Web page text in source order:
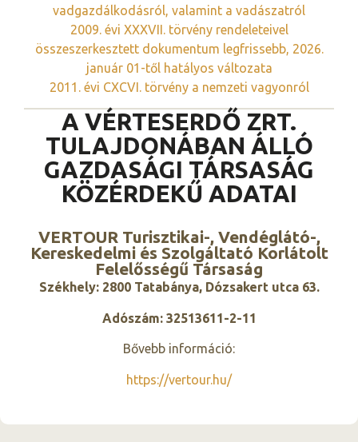
vadgazdálkodásról, valamint a vadászatról
2009. évi XXXVII. törvény rendeleteivel
összeszerkesztett dokumentum legfrissebb, 2026.
január 01-től hatályos változata
2011. évi CXCVI. törvény a nemzeti vagyonról
A VÉRTESERDŐ ZRT.
TULAJDONÁBAN ÁLLÓ
GAZDASÁGI TÁRSASÁG
KÖZÉRDEKŰ ADATAI
VERTOUR Turisztikai-, Vendéglátó-,
Kereskedelmi és Szolgáltató Korlátolt
Felelősségű Társaság
Székhely: 2800 Tatabánya, Dózsakert utca 63.
Adószám: 32513611-2-11
Bővebb információ:
https://vertour.hu/